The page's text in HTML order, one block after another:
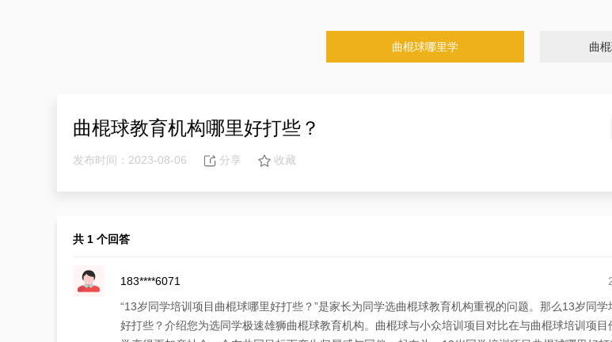
曲棍球哪里学 曲
曲棍球教育机构哪里好打些？
发布时间：2023-08-06 分享 收藏
共 1 个回答
183****6071
“13岁同学培训项目曲棍球哪里好打些？”是家长为同学选曲棍球教育机构重视的问题。那么13岁同学
好打些？介绍您为选同学极速雄狮曲棍球教育机构。曲棍球与小众培训项目对比在与曲棍球培训项目